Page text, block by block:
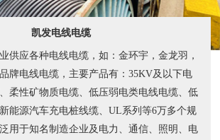
凯发电线电缆
供应各种电线电缆，如：金环宇，金龙羽，
牌电线电缆，主要产品有：35KV及以下电
柔性矿物质电缆、低压弱电类电线电缆、低
能源汽车充电桩线缆、UL系列等6万多个规
用于知名制造企业及电力、通信、照明、电